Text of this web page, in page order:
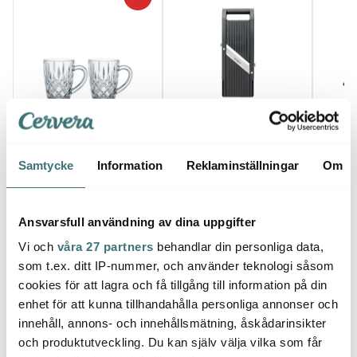
Samtycke Information Reklaminställningar Om
Ansvarsfull användning av dina uppgifter
Vi och våra 27 partners behandlar din personliga data,
som t.ex. ditt IP-nummer, och använder teknologi såsom
cookies för att lagra och få tillgång till information på din
enhet för att kunna tillhandahålla personliga annonser och
innehåll, annons- och innehållsmätning, åskådarinsikter
och produktutveckling. Du kan själv välja vilka som får
Noblesse Kaffeglas 34,7
cl 2-pack Klar
279 kr 399 kr
37 cm
Låt dig inspireras av våra kunder